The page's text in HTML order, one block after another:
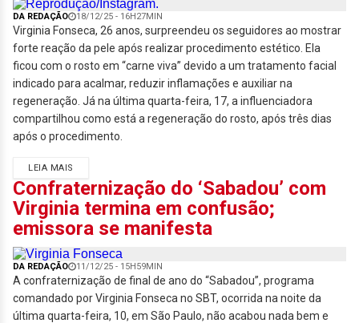
DA REDAÇÃO 18/12/25 - 16H27MIN
Virginia Fonseca, 26 anos, surpreendeu os seguidores ao mostrar
forte reação da pele após realizar procedimento estético. Ela
ficou com o rosto em “carne viva” devido a um tratamento facial
indicado para acalmar, reduzir inflamações e auxiliar na
regeneração. Já na última quarta-feira, 17, a influenciadora
compartilhou como está a regeneração do rosto, após três dias
após o procedimento.
LEIA MAIS
Confraternização do ‘Sabadou’ com
Virginia termina em confusão;
emissora se manifesta
DA REDAÇÃO 11/12/25 - 15H59MIN
A confraternização de final de ano do “Sabadou”, programa
comandado por Virginia Fonseca no SBT, ocorrida na noite da
última quarta-feira, 10, em São Paulo, não acabou nada bem e